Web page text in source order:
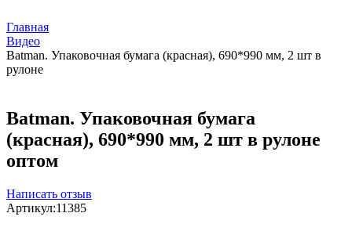
Главная
Видео
Batman. Упаковочная бумага (красная), 690*990 мм, 2 шт в
рулоне
Batman. Упаковочная бумага
(красная), 690*990 мм, 2 шт в рулоне
оптом
Написать отзыв
Артикул:11385